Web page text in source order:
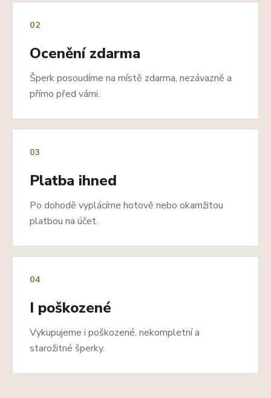
02
Ocenění zdarma
Šperk posoudíme na místě zdarma, nezávazně a
přímo před vámi.
03
Platba ihned
Po dohodě vyplácíme hotově nebo okamžitou
platbou na účet.
04
I poškozené
Vykupujeme i poškozené, nekompletní a
starožitné šperky.